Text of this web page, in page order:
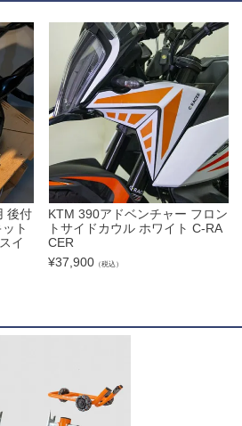
後付
ト
イ
KTM 390アドベンチャー フロン
トサイドカウル ホワイト C-RA
CER
¥37,900 （税込）